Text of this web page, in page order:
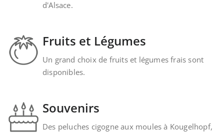
d'Alsace.
Fruits et Légumes
Un grand choix de fruits et légumes frais sont
disponibles.
Souvenirs
Des peluches cigogne aux moules à Kougelhopf,